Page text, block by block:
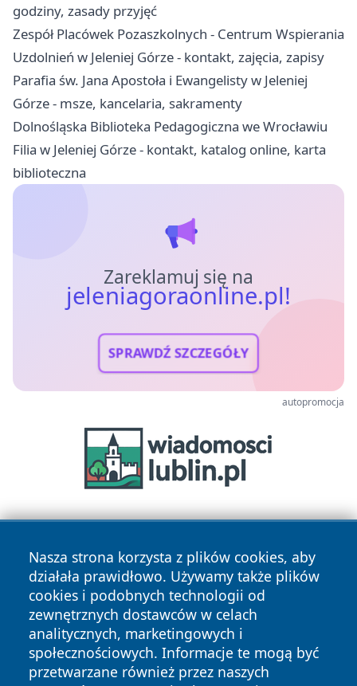
godziny, zasady przyjęć
Zespół Placówek Pozaszkolnych - Centrum Wspierania
Uzdolnień w Jeleniej Górze - kontakt, zajęcia, zapisy
Parafia św. Jana Apostoła i Ewangelisty w Jeleniej
Górze - msze, kancelaria, sakramenty
Dolnośląska Biblioteka Pedagogiczna we Wrocławiu
Filia w Jeleniej Górze - kontakt, katalog online, karta
biblioteczna
Zareklamuj się na
jeleniagoraonline.pl!
SPRAWDŹ SZCZEGÓŁY
autopromocja
Nasza strona korzysta z plików cookies, aby
działała prawidłowo. Używamy także plików
cookies i podobnych technologii od
zewnętrznych dostawców w celach
analitycznych, marketingowych i
społecznościowych. Informacje te mogą być
przetwarzane również przez naszych
Copyright © 2026 jeleniagoraonline.pl Wszystkie prawa
zastrzeżone.